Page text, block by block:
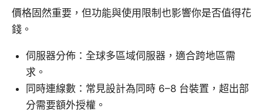
價格固然重要，但功能與使用限制也影響你是否值得花
錢。
伺服器分佈：全球多區域伺服器，適合跨地區需
求。
同時連線數：常見設計為同時 6–8 台裝置，超出部
分需要額外授權。